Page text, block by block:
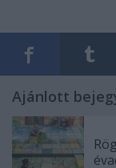
Ajánlott